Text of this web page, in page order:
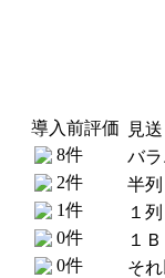
導入前評価
8件
2件
1件
0件
0件
見
バ
半列
１列
１
そ